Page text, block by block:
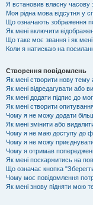
Я встановив власну часову
Моя рідна мова відсутня у
Що означають зображення
Як мені включити
Що таке моє звання і як
Коли я натискаю на
Створення повідомлень
Як мені створити нову тему
Як мені відредагувати або
Як мені додати підпис до
Як мені створити
Чому я не можу додати
Як мені змінити або
Чому я не маю доступу до
Чому я не можу
Чому я отримав
Як мені поскаржитись на
Що означає кнопка
Чому моє повідомлення
Як мені знову підняти мою